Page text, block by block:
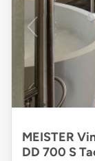
MEISTER
DD 700 S